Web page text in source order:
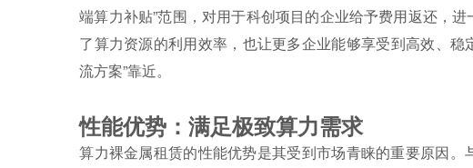
端算力补贴”范围，对用于科创项目的企业给予费用返还，
了算力资源的利用效率，也让更多企业能够享受到高效、稳
流方案”靠近。
性能优势：满足极致算力需求
算力裸金属租赁的性能优势是其受到市场青睐的重要原因